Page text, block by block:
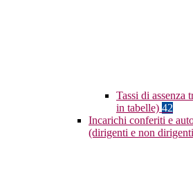
Tassi di assenza
in tabelle) 42
Incarichi conferiti e
(dirigenti e non